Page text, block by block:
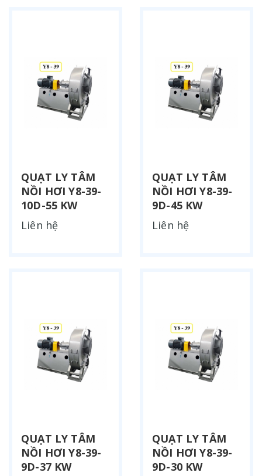
QUẠT LY TÂM
NỒI HƠI Y8-39-
10D-55 KW
Liên hệ
QUẠT LY TÂM
NỒI HƠI Y8-39-
9D-45 KW
Liên hệ
QUẠT LY TÂM
NỒI HƠI Y8-39-
9D-37 KW
QUẠT LY TÂM
NỒI HƠI Y8-39-
9D-30 KW